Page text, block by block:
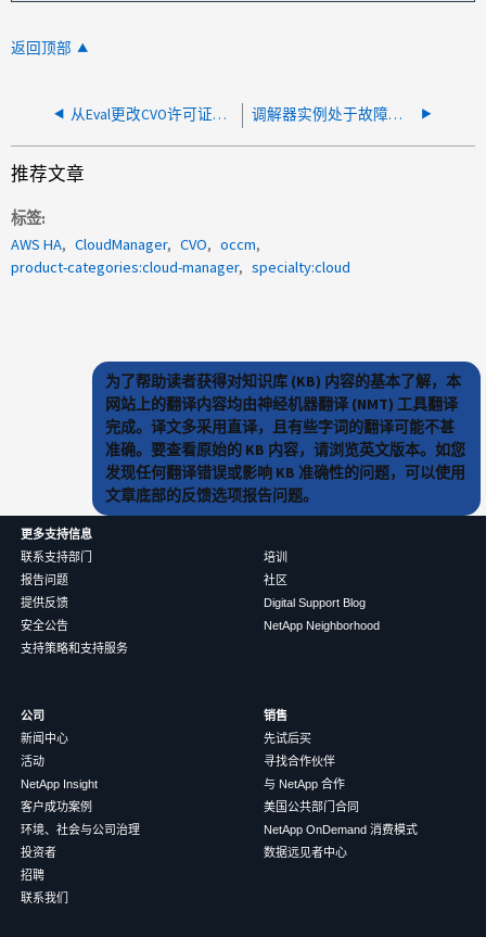
返回顶部
从Eval更改CVO许可证时、Marketplace Private Offer不适用 调解器实例处于故障状态、并显示错误HA状态已降级。未知的调解器错误。 "
推荐文章
标签
AWS HA
CloudManager CVO
occm
product-categories:cloud-manager
specialty:cloud
为了帮助读者获得对知识库 (KB) 内容的基本了解，本
网站上的翻译内容均由神经机器翻译 (NMT) 工具翻译
完成。译文多采用直译，且有些字词的翻译可能不甚
准确。要查看原始的 KB 内容，请浏览英文版本。如您
发现任何翻译错误或影响 KB 准确性的问题，可以使用
文章底部的反馈选项报告问题。
更多支持信息
联系支持部门
报告问题
提供反馈
安全公告
支持策略和支持服务
培训
社区
Digital Support Blog
NetApp Neighborhood
公司
新闻中心
活动
NetApp Insight
客户成功案例
环境、社会与公司治理
投资者
招聘
联系我们
销售
先试后买
寻找合作伙伴
与 NetApp 合作
美国公共部门合同
NetApp OnDemand 消费模式
数据远见者中心